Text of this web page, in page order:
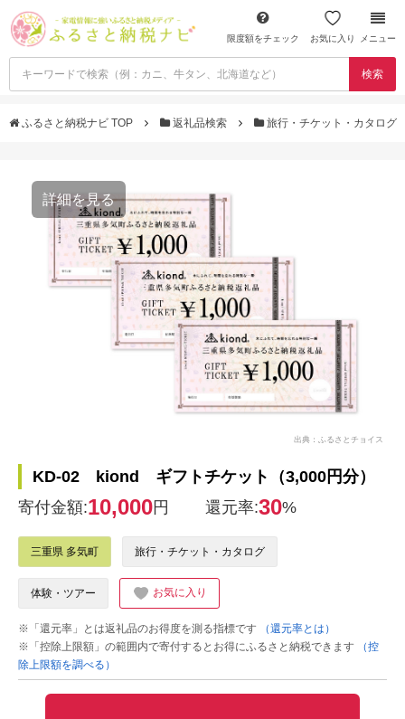
限度額をチェック お気に入り メニュー
検索
ふるさと納税ナビ TOP 返礼品検索 旅行・チケット・カタログ
詳細を見る
出典：ふるさとチョイス
KD-02 kiond ギフトチケット（3,000円分）
寄付金額:10,000円 還元率:30%
三重県 多気町 旅行・チケット・カタログ
体験・ツアー お気に入り
※「還元率」とは返礼品のお得度を測る指標です
（還元率とは）
※「控除上限額」の範囲内で寄付するとお得にふるさと納税できます
（控
除上限額を調べる）